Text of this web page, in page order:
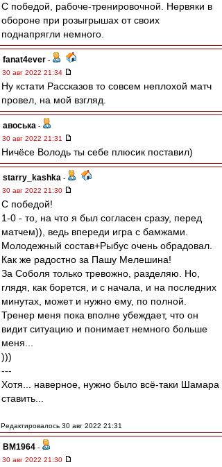
С победой, рабоче-тренировочной. Нервяки в
обороне при розыгрышах от своих
поднапрягли немного.
fanat4ever -
30 авг 2022 21:34
Ну кстати Рассказов то совсем неплохой матч
провел, на мой взгляд.
авоська -
30 авг 2022 21:31
Ничёсе Володь ты себе плюсик поставил)
starry_kashka -
30 авг 2022 21:30
С победой!
1-0 - то, на что я был согласен сразу, перед
матчем)), ведь впереди игра с бамжами.
Молодежный состав+Рыбус очень обрадовал.
Как же радостно за Пашу Мелешина!
За Соболя только тревожно, разделяю. Но,
глядя, как борется, и с начала, и на последних
минутах, может и нужно ему, по полной.
Тренер меня пока вполне убеждает, что он
видит ситуацию и понимает немного больше
меня...
)))
---
Хотя... наверное, нужно было всё-таки Шамара
ставить...
Редактировалось 30 авг 2022 21:31
BM1964 -
30 авг 2022 21:30